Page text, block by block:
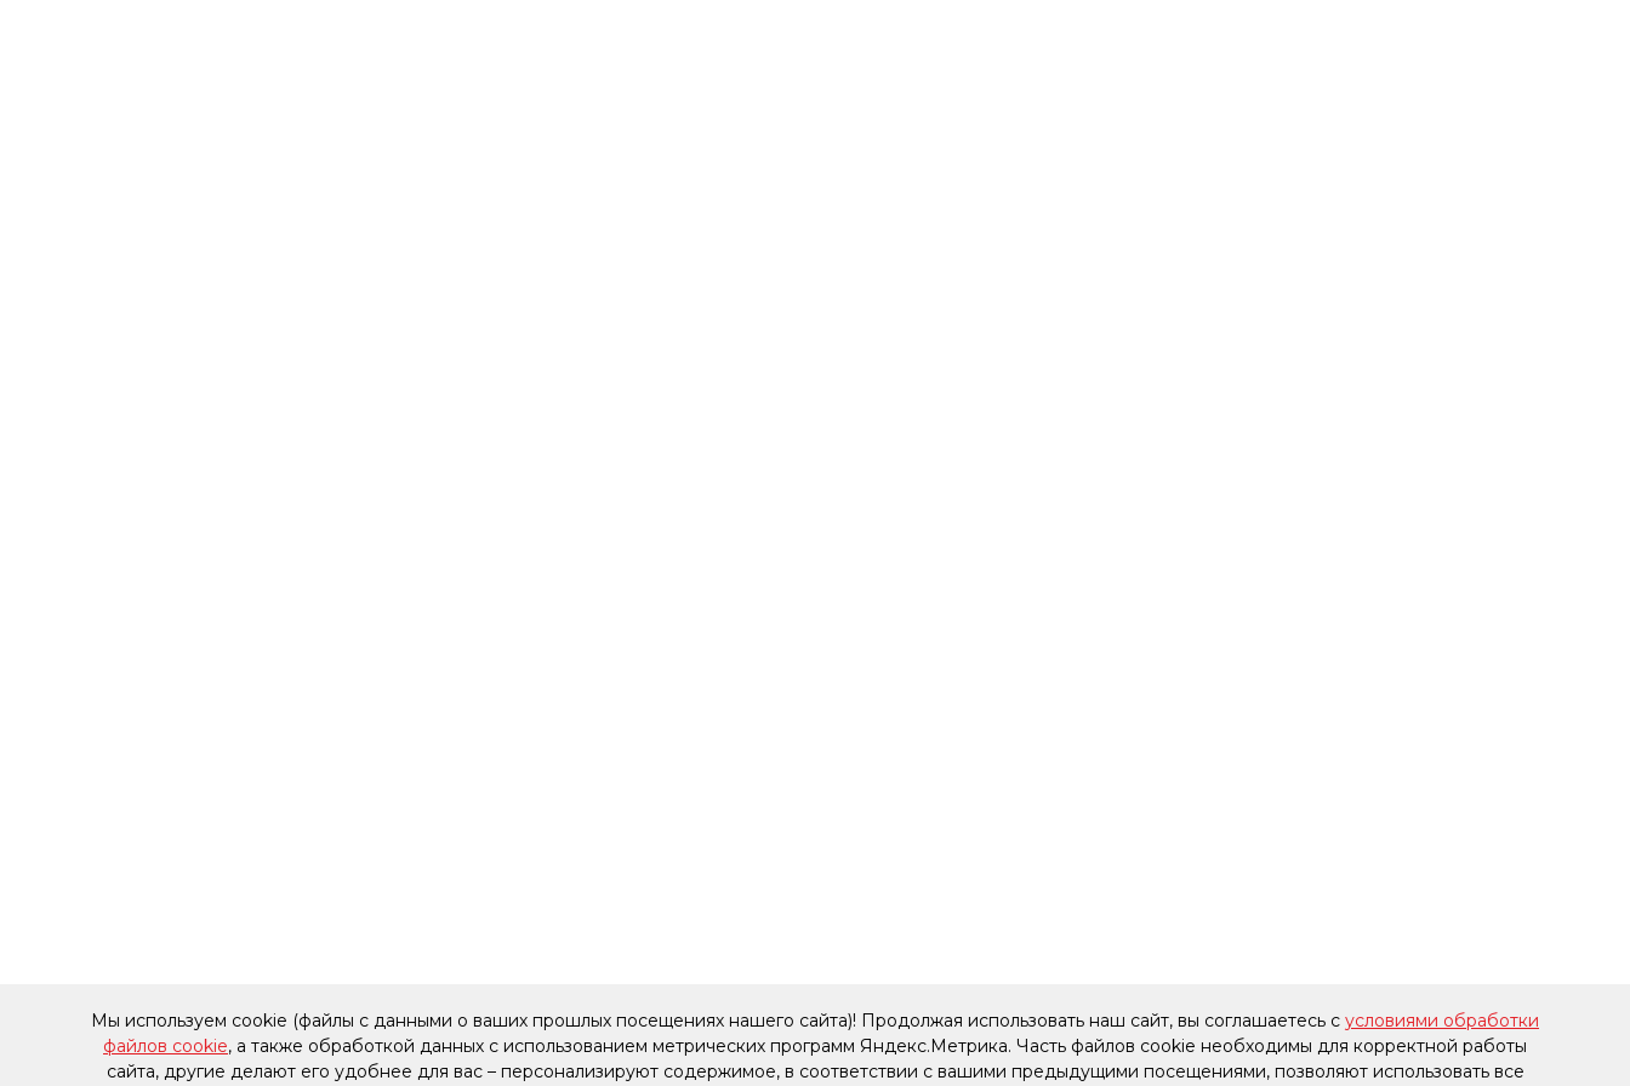
Мы используем cookie (файлы с данными о ваших прошлых посещениях нашего сайта)! Продолжая использовать наш сайт, вы соглашаетесь с условиями обработки
файлов cookie, а также обработкой данных с использованием метрических программ Яндекс.Метрика. Часть файлов cookie необходимы для корректной работы
сайта, другие делают его удобнее для вас – персонализируют содержимое, в соответствии с вашими предыдущими посещениями, позволяют использовать все